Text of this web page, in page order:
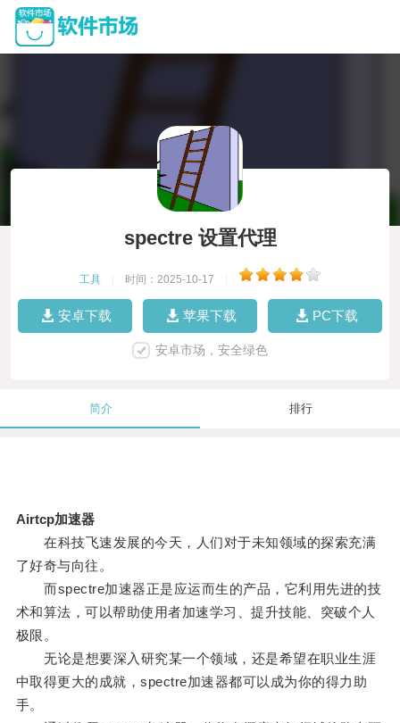
spectre 设置代理
工具 时间：2025-10-17
安卓下载 苹果下载 PC下载
安卓市场，安全绿色
简介 排行
Airtcp加速器
在科技飞速发展的今天，人们对于未知领域的探索充满
了好奇与向往。
而spectre加速器正是应运而生的产品，它利用先进的技
术和算法，可以帮助使用者加速学习、提升技能、突破个人
极限。
无论是想要深入研究某一个领域，还是希望在职业生涯
中取得更大的成就，spectre加速器都可以成为你的得力助
手。